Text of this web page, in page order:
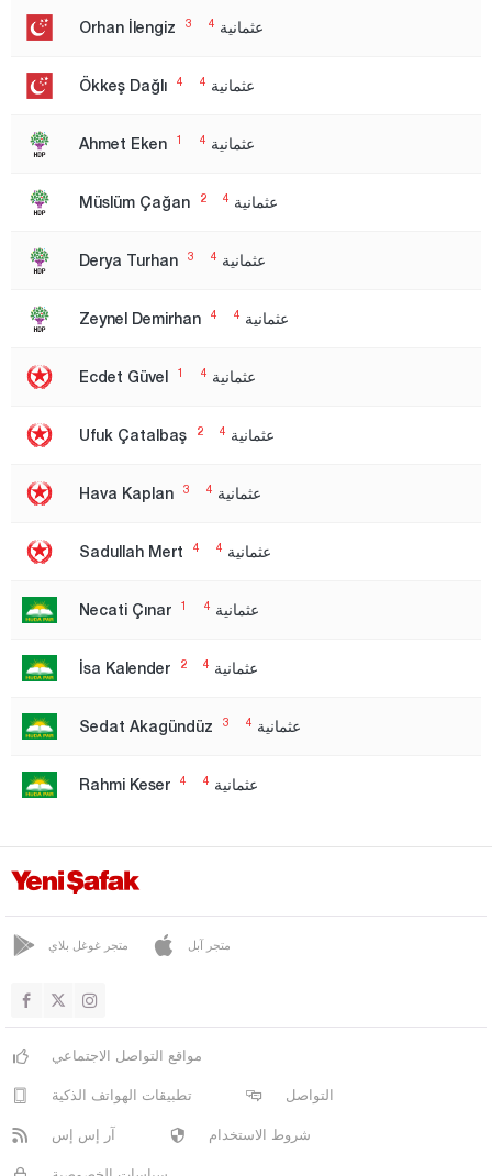
شانكيري
دينيزلي
دياربكر
أدرنة
إيرزينجان
أرضروم
غازي عنتاب
غيراسون
هاكّاري
هطاي
إيسبارتا
إسطنبول
الدائرة الانتخابية الثانية
الدائرة الانتخابية الثالثة
الدائرة الانتخابية الثانية
كرامان
كارس
كاستاموني
قيصري
Orhan İlengiz 3 عثمانية 4
Ökkeş Dağlı 4 عثمانية 4
Ahmet Eken 1 عثمانية 4
Müslüm Çağan 2 عثمانية 4
Derya Turhan 3 عثمانية 4
Zeynel Demirhan 4 عثمانية 4
Ecdet Güvel 1 عثمانية 4
Ufuk Çatalbaş 2 عثمانية 4
Hava Kaplan 3 عثمانية 4
Sadullah Mert 4 عثمانية 4
Necati Çınar 1 عثمانية 4
İsa Kalender 2 عثمانية 4
Sedat Akagündüz 3 عثمانية 4
Rahmi Keser 4 عثمانية 4
متجر غوغل بلاي متجر آبل
مواقع التواصل الاجتماعي
تطبيقات الهواتف الذكية التواصل
آر إس إس شروط الاستخدام